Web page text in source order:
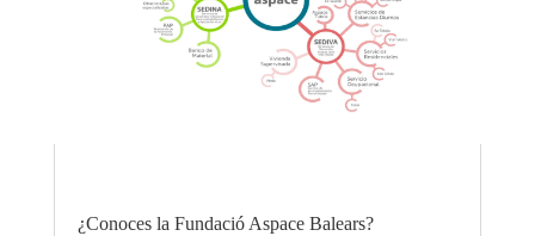
¿Conoces la Fundació Aspace Balears?